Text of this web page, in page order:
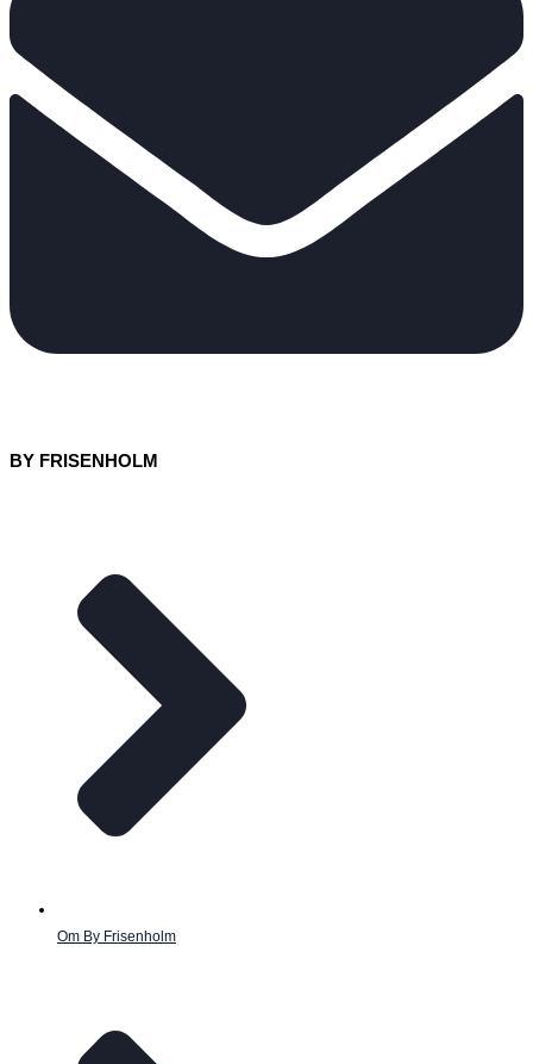
BY FRISENHOLM
Om By Frisenholm